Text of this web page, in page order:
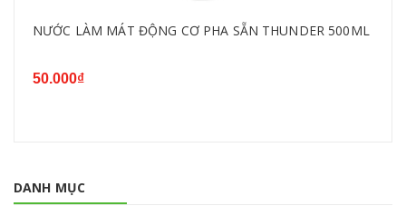
NƯỚC LÀM MÁT ĐỘNG CƠ PHA SẴN THUNDER 500ML
50.000₫
DANH MỤC